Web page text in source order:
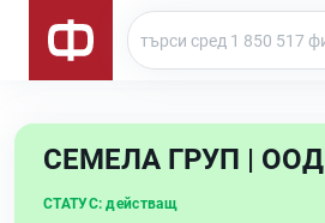
СЕМЕЛА ГРУП | ООД
СТАТУС: действащ